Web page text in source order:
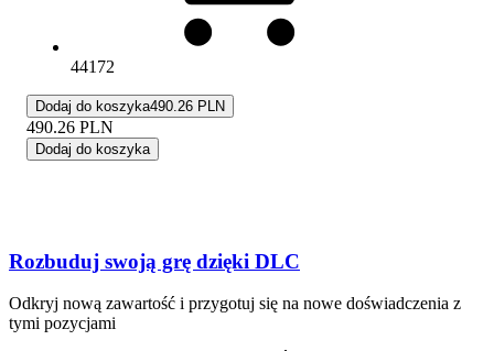
44172
Dodaj do koszyka490.26 PLN
490.26 PLN
Dodaj do koszyka
Rozbuduj swoją grę dzięki DLC
Odkryj nową zawartość i przygotuj się na nowe doświadczenia z
tymi pozycjami